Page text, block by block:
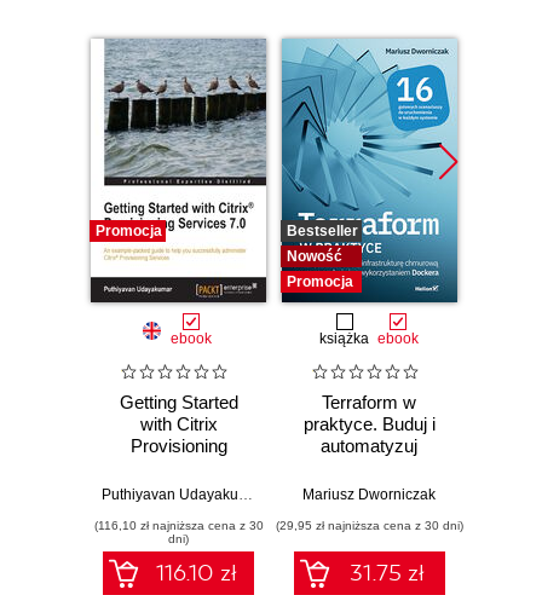
Promocja
ebook
Getting Started
with Citrix
Provisioning
Learning to install,
manage Citrix
Provisioning
Services is made
Puthiyavan Udayakumar
(116,10 zł najniższa cena z 30
dni)
116.10 zł
Bestseller
Nowość
Promocja
książka ebook
Terraform w
praktyce. Buduj i
automatyzuj
chmurową oraz
wykorzystaniem
Dockera
Mariusz Dworniczak
(29,95 zł najniższa cena z 30 dni)
31.75 zł